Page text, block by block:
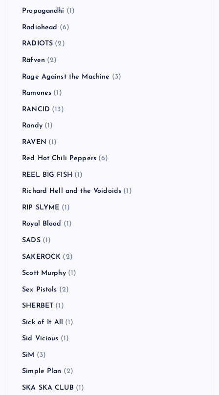
Propagandhi (1)
Radiohead (6)
RADIOTS (2)
Räfven (2)
Rage Against the Machine (3)
Ramones (1)
RANCID (13)
Randy(1)
RAVEN (1)
Red Hot Chili Peppers (6)
REEL BIG FISH (1)
Richard Hell and the Voidoids (1)
RIP SLYME (1)
Royal Blood (1)
SADS(1)
SAKEROCK (2)
Scott Murphy(1)
Sex Pistols (2)
SHERBET (1)
Sick of It All (1)
Sid Vicious (1)
SiM (3)
Simple Plan (2)
SKA SKA CLUB (1)